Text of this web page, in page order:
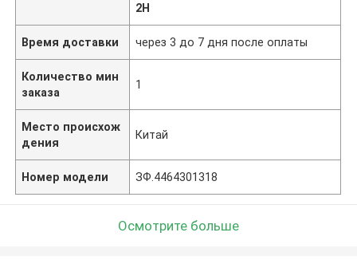
2H
Время доставки через 3 до 7 дня после оплаты
Количество мин
заказа
1
Место происхож
дения
Китай
Номер модели ЗФ.4464301318
Осмотрите больше